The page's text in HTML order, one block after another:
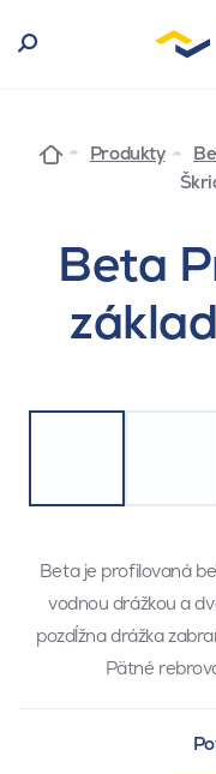
Produkty
Beta
Beta je profilovaná
vodnou drážkou a
pozdĺžna drážka
Pätné